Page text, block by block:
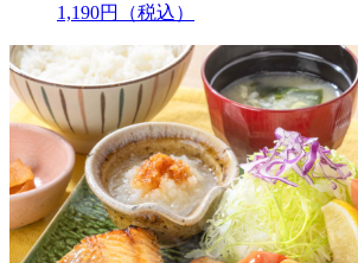
1,190円 （税込）